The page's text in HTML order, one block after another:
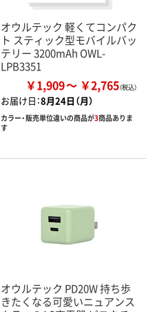
オウルテック 軽くてコンパク
ト スティック型モバイルバッ
テリー 3200mAh OWL-
LPB3351
￥1,909 ￥2,765
お届け日：8月24日（月）
カラー・販売単位違いの商品が3商品ありま
す
オウルテック PD20W 持ち歩
きたくなる可愛いニュアンス